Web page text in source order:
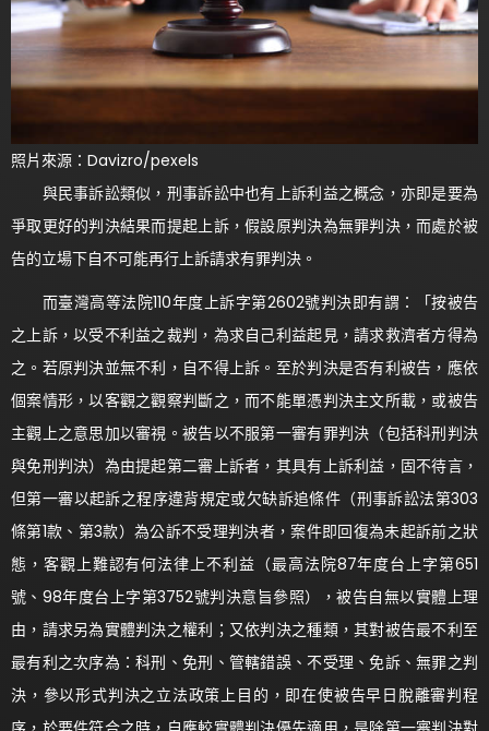
照片來源：Davizro/pexels
與民事訴訟類似，刑事訴訟中也有上訴利益之概念，亦即是要為
爭取更好的判決結果而提起上訴，假設原判決為無罪判決，而處於被
告的立場下自不可能再行上訴請求有罪判決。
而臺灣高等法院110年度上訴字第2602號判決即有謂：「按被告
之上訴，以受不利益之裁判，為求自己利益起見，請求救濟者方得為
之。若原判決並無不利，自不得上訴。至於判決是否有利被告，應依
個案情形，以客觀之觀察判斷之，而不能單憑判決主文所載，或被告
主觀上之意思加以審視。被告以不服第一審有罪判決（包括科刑判決
與免刑判決）為由提起第二審上訴者，其具有上訴利益，固不待言，
但第一審以起訴之程序違背規定或欠缺訴追條件（刑事訴訟法第303
條第1款、第3款）為公訴不受理判決者，案件即回復為未起訴前之狀
態，客觀上難認有何法律上不利益（最高法院87年度台上字第651
號、98年度台上字第3752號判決意旨參照），被告自無以實體上理
由，請求另為實體判決之權利；又依判決之種類，其對被告最不利至
最有利之次序為：科刑、免刑、管轄錯誤、不受理、免訴、無罪之判
決，參以形式判決之立法政策上目的，即在使被告早日脫離審判程